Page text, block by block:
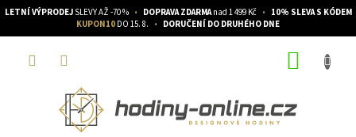
LETNÍ VÝPRODEJSLEVY AŽ -70 % • DOPRAVA ZDARMAnad 1 499 Kč • 10% SLEVA S KÓDEM
KUPON10 DO 15. 8. • DORUČENÍ DO DRUHÉHO DNE